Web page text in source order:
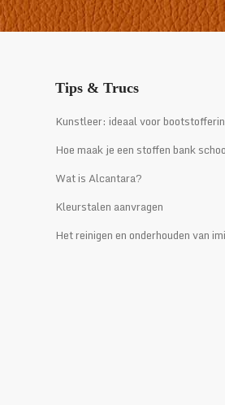
Tips & Trucs
Kunstleer: ideaal voor
Hoe maak je een stoffen bank
Wat is Alcantara?
Kleurstalen aanvragen
Het reinigen en onderhouden van